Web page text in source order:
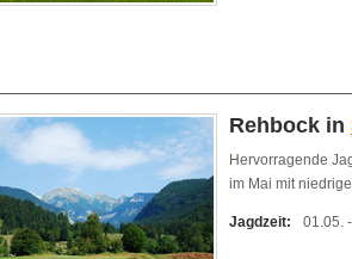
Rehbock in
Hervorragende
im Mai mit
Jagdzeit: 01.05.